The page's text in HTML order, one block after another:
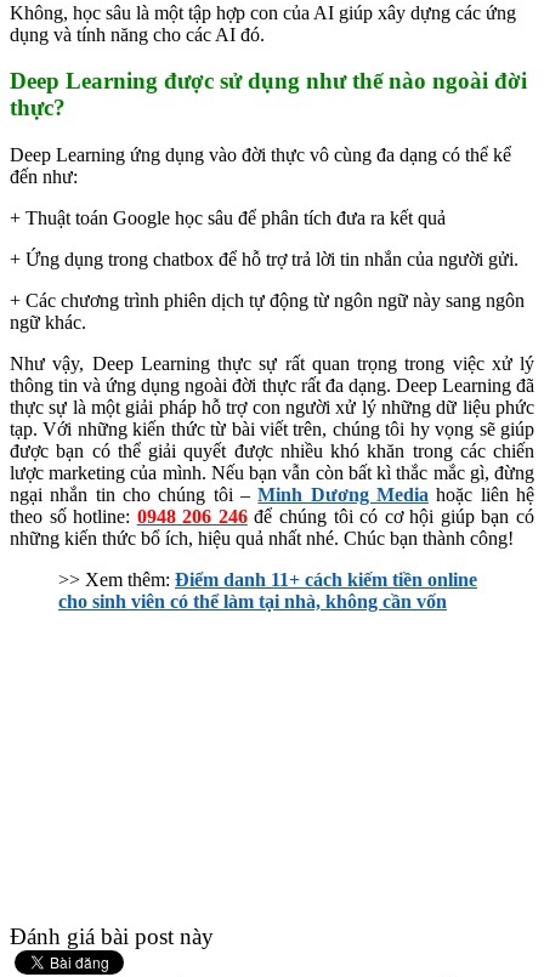
Không, học sâu là một tập hợp con của AI giúp xây dựng các ứng
dụng và tính năng cho các AI đó.
Deep Learning được sử dụng như thế nào ngoài đời
thực?
Deep Learning ứng dụng vào đời thực vô cùng đa dạng có thể kể
đến như:
+ Thuật toán Google học sâu để phân tích đưa ra kết quả
+ Ứng dụng trong chatbox để hỗ trợ trả lời tin nhắn của người gửi.
+ Các chương trình phiên dịch tự động từ ngôn ngữ này sang ngôn
ngữ khác.
Như vậy, Deep Learning thực sự rất quan trọng trong việc xử lý
thông tin và ứng dụng ngoài đời thực rất đa dạng. Deep Learning đã
thực sự là một giải pháp hỗ trợ con người xử lý những dữ liệu phức
tạp. Với những kiến thức từ bài viết trên, chúng tôi hy vọng sẽ giúp
được bạn có thể giải quyết được nhiều khó khăn trong các chiến
lược marketing của mình. Nếu bạn vẫn còn bất kì thắc mắc gì, đừng
ngại nhắn tin cho chúng tôi –Minh Dương Media hoặc liên hệ
theo số hotline: 0948 206 246để chúng tôi có cơ hội giúp bạn có
những kiến thức bổ ích, hiệu quả nhất nhé. Chúc bạn thành công!
>> Xem thêm: Điểm danh 11+ cách kiếm tiền online
cho sinh viên có thể làm tại nhà, không cần vốn
Đánh giá bài post này